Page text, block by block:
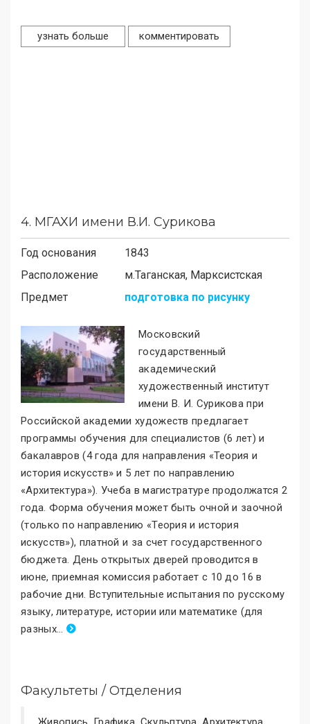
узнать больше комментировать
4. МГАХИ имени В.И. Сурикова
Год основания
1843
Расположение
м.Таганская, Марксистская
Предмет
подготовка по рисунку
Московский
государственный
академический
художественный институт
имени В. И. Сурикова при
Российской академии художеств предлагает
программы обучения для специалистов (6 лет) и
бакалавров (4 года для направления «Теория и
история искусств» и 5 лет по направлению
«Архитектура»). Учеба в магистратуре продолжатся 2
года. Форма обучения может быть очной и заочной
(только по направлению «Теория и история
искусств»), платной и за счет государственного
бюджета. День открытых дверей проводится в
июне, приемная комиссия работает с 10 до 16 в
рабочие дни. Вступительные испытания по русскому
языку, литературе, истории или математике (для
разных...
Факультеты / Отделения